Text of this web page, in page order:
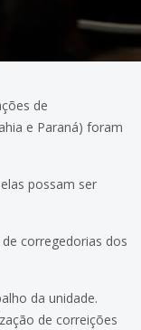
de
e Paraná) foram
possam ser
corregedorias dos
da unidade.
de correições